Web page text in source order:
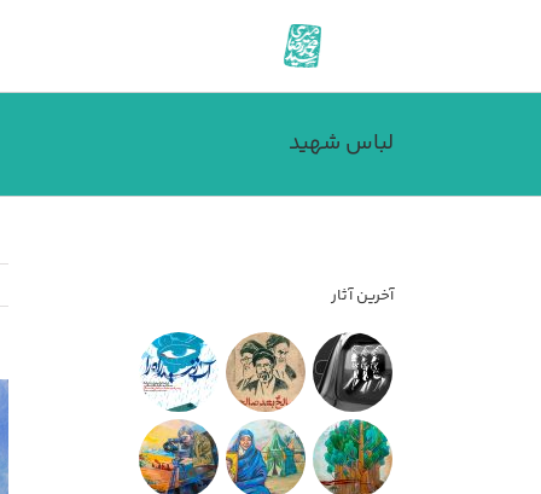
لباس شهید
آخرین آثار